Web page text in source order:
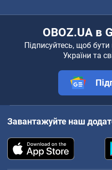
OBOZ.UA в
Підписуйтесь, щоб бути
України та
Завантажуйте наш